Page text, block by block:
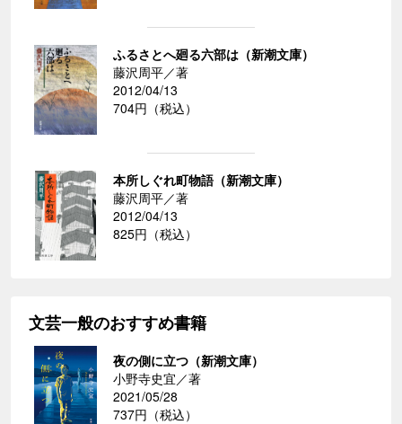
ふるさとへ廻る六部は（新潮文庫）
藤沢周平／著
2012/04/13
704円（税込）
本所しぐれ町物語（新潮文庫）
藤沢周平／著
2012/04/13
825円（税込）
文芸一般のおすすめ書籍
夜の側に立つ（新潮文庫）
小野寺史宜／著
2021/05/28
737円（税込）